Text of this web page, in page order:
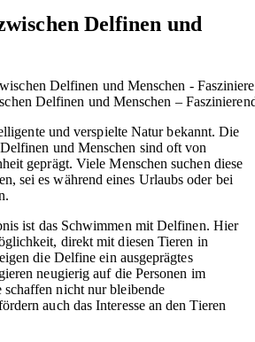
Delfinen und
Delfinen und Menschen –
und verspielte Natur bekannt. Die
und Menschen sind oft von
geprägt. Viele Menschen suchen diese
sei es während eines Urlaubs oder bei
ist das Schwimmen mit Delfinen. Hier
direkt mit diesen Tieren in
die Delfine ein ausgeprägtes
neugierig auf die Personen im
schaffen nicht nur bleibende
auch das Interesse an den Tieren